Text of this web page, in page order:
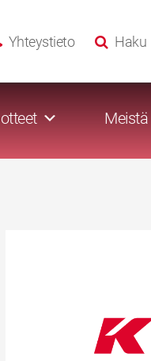
Haku
Yhteystieto
Meistä